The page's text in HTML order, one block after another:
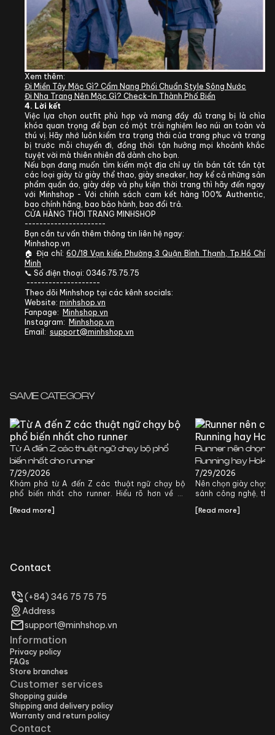
Xem thêm:
Đi Miền Tây Mặc Gì? Cẩm Nang Phối Chuẩn Style Sông Nước
Đi Nha Trang Nên Mặc Gì? Check-In Thành Phố Biển
4. Lời kết
Việc lựa chọn outfit phù hợp và mang đầy đủ trang bị là chìa
khóa quan trọng để bạn có một trải nghiệm leo núi an toàn và
thú vị. Hãy nhớ luôn kiểm tra trạng thái của trang phục và trang
bị trước mỗi chuyến đi, đồng thời tận hưởng mọi khoảnh khắc
tuyệt vời mà thiên nhiên đã dành cho bạn.
Nếu bạn đang muốn tìm kiếm một địa chỉ uy tín bán tất tần tật
các loại giày từ giày thể thao, giày sneaker, hay kể cả những sản
phẩm quần áo, giày dép và phụ kiện thời trang thì hãy đến ngay
với Minhshop - Với chính sách cam kết hàng 100% Authentic,
bao chính hãng, bao bảo hành, bao đổi trả.
CỬA HÀNG THỜI TRANG MINHSHOP
----------------------
Bạn cần tư vấn thêm thông tin liên hệ ngay:
Minhshop.vn
🏠 Địa chỉ: 60/18 Vạn kiếp Phường 3 Quận Bình Thạnh, Tp.Hồ Chí
Minh
📞 Số điện thoại: 0346.75.75.75
--------------------
Theo dõi Minhshop tại các kênh socials:
Website: minhshop.vn
Fanpage: Minhshop.vn
Instagram: Minhshop.vn
Email: support@minhshop.vn
SAME CATEGORY
Từ A đến Z các thuật ngữ chạy bộ phổ
biến nhất cho runner
7/29/2026
Khám phá từ A đến Z các thuật ngữ chạy bộ
phổ biến nhất cho runner. Hiểu rõ hơn về kỹ
chạy của bạn!
[Read more]
Runner nên chọn
Running hay
7/29/2026
Nên chọn giày chạy
sánh công nghệ,
bạn.
[Read more]
Contact
(+84) 346 75 75 75
Address
support@minhshop.vn
Information
Privacy policy
FAQs
Store branches
Customer services
Shopping guide
Shipping and delivery policy
Warranty and return policy
Contact